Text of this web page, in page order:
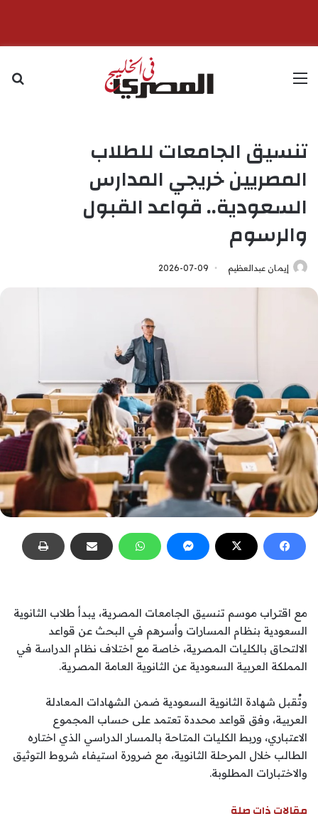
القائمة
تنسيق الجامعات للطلاب
المصريين خريجي المدارس
السعودية.. قواعد القبول
والرسوم
إيمان عبدالعظيم 2026-07-09
مع اقتراب موسم تنسيق الجامعات المصرية، يبدأ طلاب الثانوية
السعودية بنظام المسارات وأسرهم في البحث عن قواعد
الالتحاق بالكليات المصرية، خاصة مع اختلاف نظام الدراسة في
المملكة العربية السعودية عن الثانوية العامة المصرية.
وتُقبل شهادة الثانوية السعودية ضمن الشهادات المعادلة
العربية، وفق قواعد محددة تعتمد على حساب المجموع
الاعتباري، وربط الكليات المتاحة بالمسار الدراسي الذي اختاره
الطالب خلال المرحلة الثانوية، مع ضرورة استيفاء شروط التوثيق
والاختبارات المطلوبة.
مقالات ذات صلة